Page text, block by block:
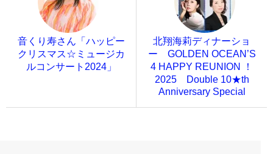
音くり寿さん「ハッピー
クリスマス☆ミュージカ
ルコンサート2024」
北翔海莉ディナーショ
ー GOLDEN OCEAN’S
4 HAPPY REUNION ！
2025 Double 10★th
Anniversary Special